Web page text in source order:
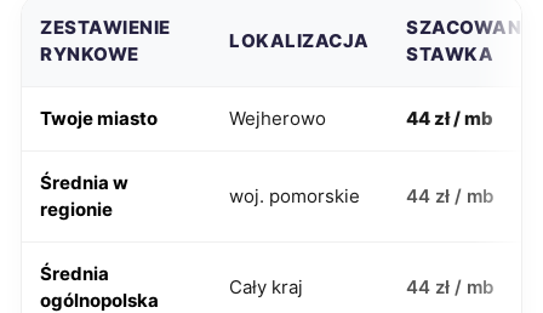
ZESTAWIENIE
RYNKOWE
LOKALIZACJA
SZACOWANA
STAWKA
Twoje miasto Wejherowo 44 zł / mb
Średnia w
regionie
woj. pomorskie 44 zł / mb
Średnia
ogólnopolska
Cały kraj 44 zł / mb